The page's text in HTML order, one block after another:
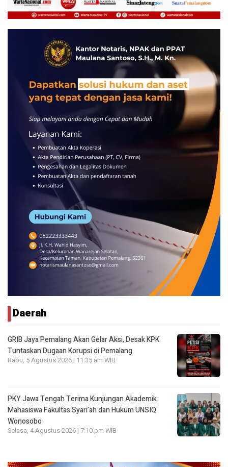
Daerah
GRIB Jaya Pemalang Akan Gelar Aksi, Desak KPK
Tuntaskan Dugaan Korupsi di Pemalang
Rabu, 5 Agustus 2026 | 11:35 am WIB
PKY Jawa Tengah Terima Kunjungan Akademik
Mahasiswa Fakultas Syari’ah dan Hukum UNSIQ
Wonosobo
Selasa, 4 Agustus 2026 | 7:10 pm WIB